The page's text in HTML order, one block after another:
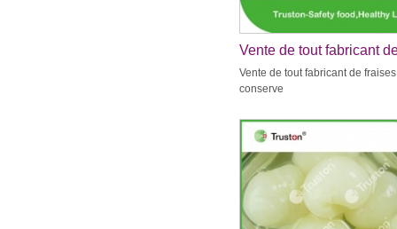
Vente de tout fabricant
fraises en conserve
Vente de tout fabricant de
conserve